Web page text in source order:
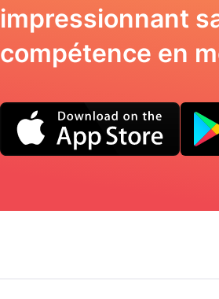
impressionnant
compétence en